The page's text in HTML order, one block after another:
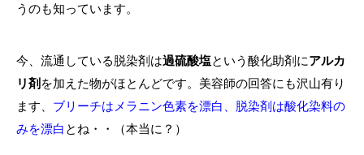
うのも知っています。
今、流通している脱染剤は過硫酸塩という酸化助剤にアルカ
リ剤を加えた物がほとんどです。美容師の回答にも沢山有り
ます、 ブリーチはメラニン色素を漂白、脱染剤は酸化染料の
みを漂白 とね・・（本当に？）